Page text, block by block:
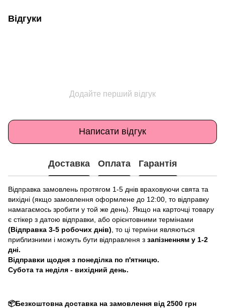
Відгуки
Додайте перший відгук
Написати відгук
Доставка Оплата Гарантія
Відправка замовлень протягом 1-5 днів враховуючи свята та
вихідні (якщо замовлення оформлене до 12:00, то відправку
намагаємось зробити у той же день). Якщо на карточці товару
є стікер з датою відправки, або орієнтовними термінами
(Відправка 3-5 робочих днів) , то ці терміни являються
приблизними і можуть бути відправленя з запізненням у 1-2
дні.
Відправки щодня з понеділка по п'ятницю.
Субота та неділя - вихідний день.
📦Безкоштовна доставка на замовлення від 2500 грн